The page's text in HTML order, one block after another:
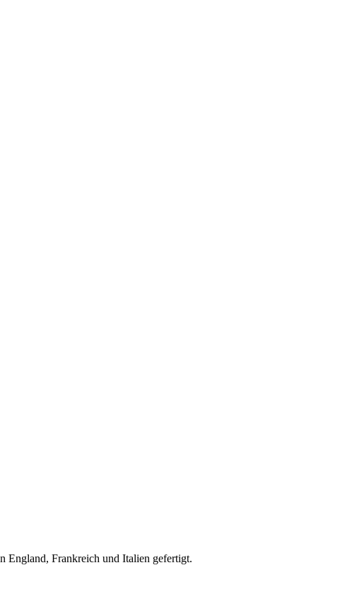
England, Frankreich und Italien gefertigt.